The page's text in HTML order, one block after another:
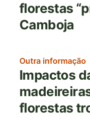
florestas
Camboja
Outra informação
Impactos
florestas